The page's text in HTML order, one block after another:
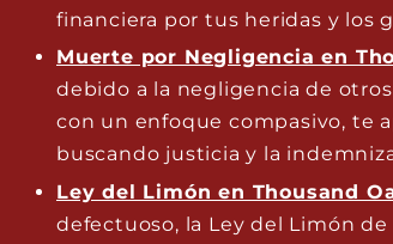
financiera por tus heridas y los
Muerte por Negligencia en
debido a la negligencia de
con un enfoque compasivo, te
buscando justicia y la
Ley del Limón en Thousand
defectuoso, la Ley del Limón